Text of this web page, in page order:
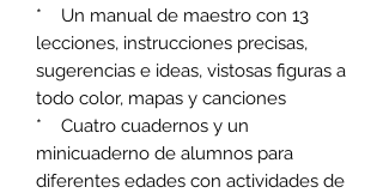
* Un manual de maestro con 13
lecciones, instrucciones precisas,
sugerencias e ideas, vistosas figuras a
todo color, mapas y canciones
* Cuatro cuadernos y un
minicuaderno de alumnos para
diferentes edades con actividades de